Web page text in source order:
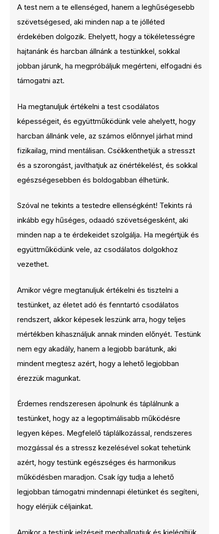
A test nem a te ellenséged, hanem a leghűségesebb
szövetségesed, aki minden nap a te jólléted
érdekében dolgozik. Ehelyett, hogy a tökéletességre
hajtanánk és harcban állnánk a testünkkel, sokkal
jobban járunk, ha megpróbáljuk megérteni, elfogadni és
támogatni azt.
Ha megtanuljuk értékelni a test csodálatos
képességeit, és együttműködünk vele ahelyett, hogy
harcban állnánk vele, az számos előnnyel járhat mind
fizikailag, mind mentálisan. Csökkenthetjük a stresszt
és a szorongást, javíthatjuk az önértékelést, és sokkal
egészségesebben és boldogabban élhetünk.
Szóval ne tekints a testedre ellenségként! Tekints rá
inkább egy hűséges, odaadó szövetségesként, aki
minden nap a te érdekeidet szolgálja. Ha megértjük és
együttműködünk vele, az csodálatos dolgokhoz
vezethet.
Amikor végre megtanuljuk értékelni és tisztelni a
testünket, az életet adó és fenntartó csodálatos
rendszert, akkor képesek leszünk arra, hogy teljes
mértékben kihasználjuk annak minden előnyét. Testünk
nem egy akadály, hanem a legjobb barátunk, aki
mindent megtesz azért, hogy a lehető legjobban
érezzük magunkat.
Érdemes rendszeresen ápolnunk és táplálnunk a
testünket, hogy az a legoptimálisabb működésre
legyen képes. Megfelelő táplálkozással, rendszeres
mozgással és a stressz kezelésével sokat tehetünk
azért, hogy testünk egészséges és harmonikus
működésben maradjon. Csak így tudja a lehető
legjobban támogatni mindennapi életünket és segíteni,
hogy elérjük céljainkat.
Amikor a testünk jelzéseit meghallgatjuk és kielégítjük